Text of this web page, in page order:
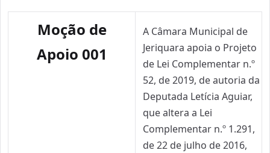
Moção de
Apoio 001
A Câmara Municipal de
Jeriquara apoia o Projeto
de Lei Complementar n.º
52, de 2019, de autoria da
Deputada Letícia Aguiar,
que altera a Lei
Complementar n.º 1.291,
de 22 de julho de 2016,